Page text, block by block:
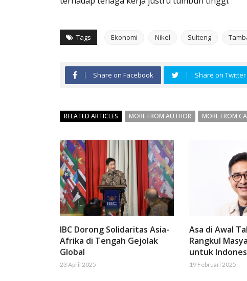
Tags Ekonomi Nikel Sulteng
Share on Facebook Share on Twitter
RELATED ARTICLES MORE FROM AUTHOR MORE FROM
IBC Dorong Solidaritas Asia-
Afrika di Tengah Gejolak
Global
23 April 2025
Asa di Awal
Rangkul
untuk
19 Februari 2025